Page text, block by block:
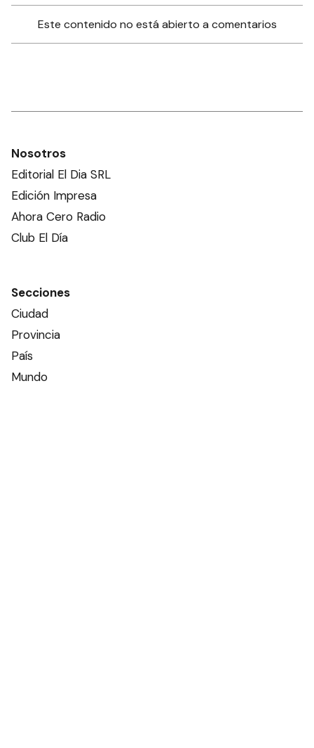
Este contenido no está abierto a comentarios
Nosotros
Editorial El Dia SRL
Edición Impresa
Ahora Cero Radio
Club El Día
Secciones
Ciudad
Provincia
País
Mundo